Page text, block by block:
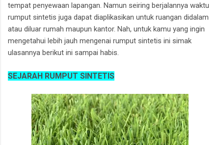
tempat penyewaan lapangan. Namun seiring berjalannya waktu
rumput sintetis juga dapat diaplikasikan untuk ruangan didalam
atau diluar rumah maupun kantor. Nah, untuk kamu yang ingin
mengetahui lebih jauh mengenai rumput sintetis ini simak
ulasannya berikut ini sampai habis.
SEJARAH RUMPUT SINTETIS